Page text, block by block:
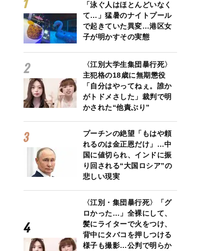
「泳ぐ人はほとんどいなく
て…」猛暑のナイトプール
で起きていた異変…港区女
子が明かすその実態
〈江別大学生集団暴行死〉
主犯格の18歳に無期懲役
「自分はやってねぇ。誰か
がトドメさした」裁判で明
かされた“他責ぶり”
プーチンの絶望「もはや頼
れるのは金正恩だけ」…中
国に値切られ、インドに振
り回される“大国ロシア”の
悲しい現実
〈江別・集団暴行死〉「グ
ロかった…」全裸にして、
髪にライターで火をつけ、
背中にタバコを押しつける
様子も撮影…公判で明らか